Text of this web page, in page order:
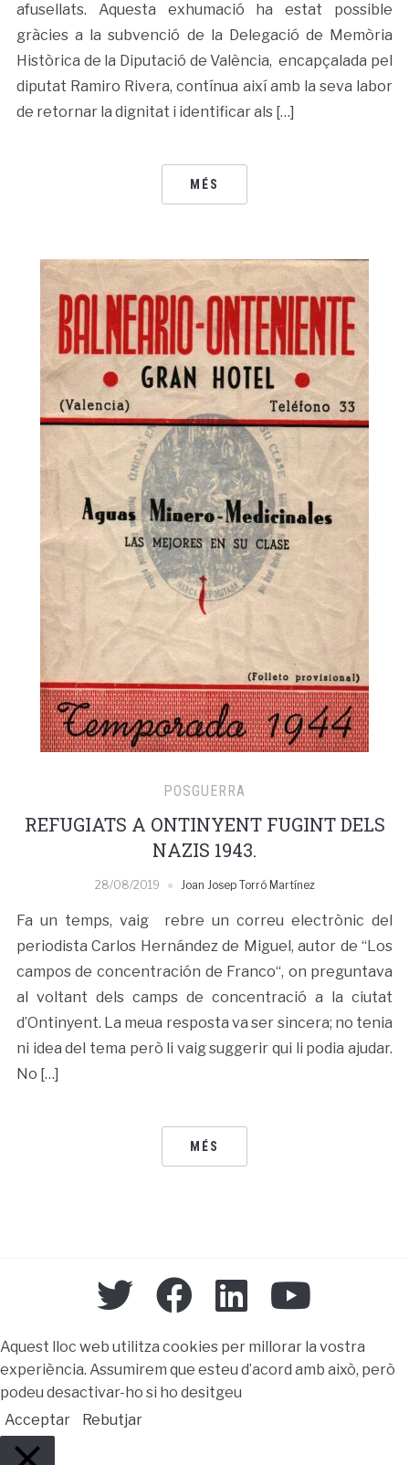
afusellats. Aquesta exhumació ha estat possible
gràcies a la subvenció de la Delegació de Memòria
Històrica de la Diputació de València, encapçalada pel
diputat Ramiro Rivera, contínua així amb la seva labor
de retornar la dignitat i identificar als […]
MÉS
POSGUERRA
REFUGIATS A ONTINYENT FUGINT DELS
NAZIS 1943.
28/08/2019 Joan Josep Torró Martínez
Fa un temps, vaig rebre un correu electrònic del
periodista Carlos Hernández de Miguel, autor de “Los
campos de concentración de Franco“, on preguntava
al voltant dels camps de concentració a la ciutat
d’Ontinyent. La meua resposta va ser sincera; no tenia
ni idea del tema però li vaig suggerir qui li podia ajudar.
No […]
MÉS
Aquest lloc web utilitza cookies per millorar la vostra
experiència. Assumirem que esteu d’acord amb això, però
podeu desactivar-ho si ho desitgeu
Acceptar
Rebutjar